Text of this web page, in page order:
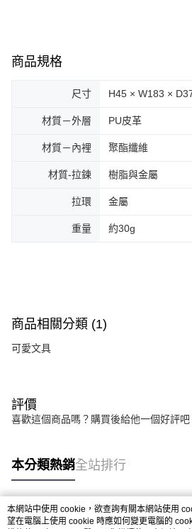
商品規格
尺寸 H45 × W183 ×
材質－外層 PU皮革
材質－內裡 聚酯纖維
材質-拉鍊 樹脂與金屬
拉環 金屬
重量 約30g
商品相關分類 (1)
可愛文具
評價
喜歡這個商品嗎？購買後給他一個好評吧
本分類熱銷全站排行
熱門標籤
本網站中使用 cookie，欲查詢有關本網站使用
望在電腦上使用 cookie 時應如何變更電腦的